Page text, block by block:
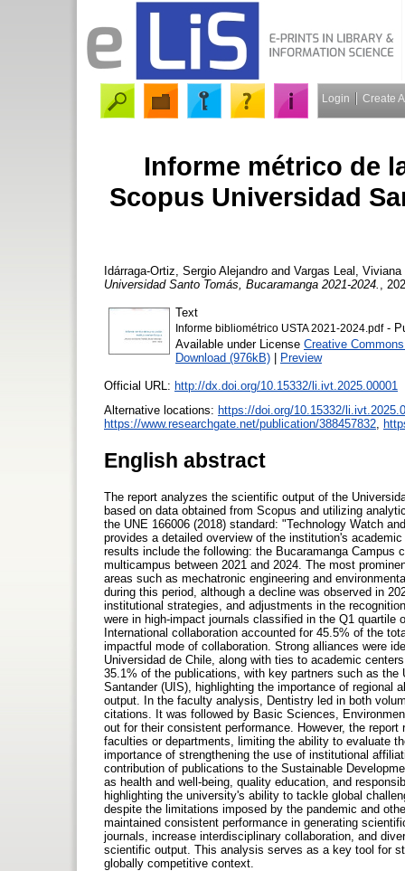
Login Create
Informe métrico de
Scopus Universidad
Idárraga-Ortiz, Sergio Alejandro and Vargas Leal, Viviana
Universidad Santo Tomás, Bucaramanga 2021-2024.
,
Text
Informe bibliométrico USTA 2021-2024.pdf-
Available under License Creative
Download (976kB) | Preview
Official URL: http://dx.doi.org/10.15332/li.ivt.2025.00001
Alternative locations: https://doi.org/10.15332/
https://www.researchgate.net/publication/388457832,
English abstract
The report analyzes the scientific output of the
based on data obtained from Scopus and utilizing
the UNE 166006 (2018) standard: "Technology Watch
provides a detailed overview of the institution's
results include the following: the Bucaramanga
multicampus between 2021 and 2024. The most
areas such as mechatronic engineering and
during this period, although a decline was observed in
institutional strategies, and adjustments in the
were in high-impact journals classified in the Q1
International collaboration accounted for 45.5% of the
impactful mode of collaboration. Strong alliances were
Universidad de Chile, along with ties to academic
35.1% of the publications, with key partners such as the
Santander (UIS), highlighting the importance of regional
output. In the faculty analysis, Dentistry led in both
citations. It was followed by Basic Sciences,
out for their consistent performance. However, the
faculties or departments, limiting the ability to evaluate
importance of strengthening the use of institutional
contribution of publications to the Sustainable
as health and well-being, quality education, and
highlighting the university's ability to tackle global
despite the limitations imposed by the pandemic and
maintained consistent performance in generating
journals, increase interdisciplinary collaboration, and
scientific output. This analysis serves as a key tool for
globally competitive context.